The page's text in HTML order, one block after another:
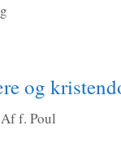
og
Aff. Poul